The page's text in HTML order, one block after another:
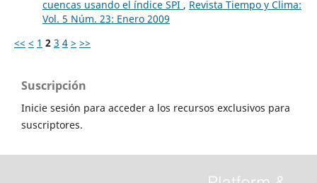
cuencas usando el índice SPI , Revista Tiempo y Clima:
Vol. 5 Núm. 23: Enero 2009
<< < 1 2 3 4 > >>
Suscripción
Inicie sesión para acceder a los recursos exclusivos para
suscriptores.